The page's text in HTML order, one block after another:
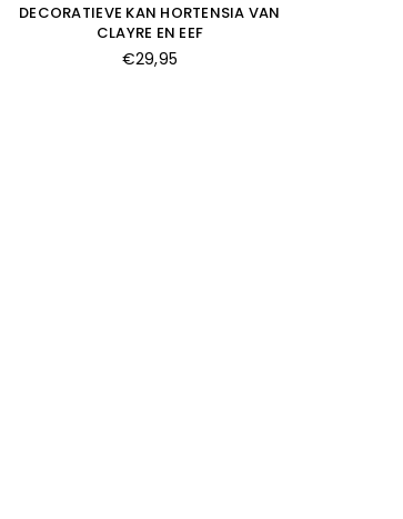
DECORATIEVE KAN HORTENSIA VAN
CLAYRE EN EEF
Normale
€29,95